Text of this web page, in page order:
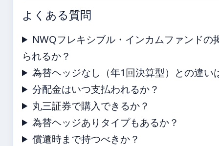
よくある質問
NWQフレキシブル・インカムファンドの
られるか？
為替ヘッジなし（年1回決算型）との違い
分配金はいつ支払われるか？
丸三証券で購入できるか？
為替ヘッジありタイプもあるか？
償還時まで持つべきか？